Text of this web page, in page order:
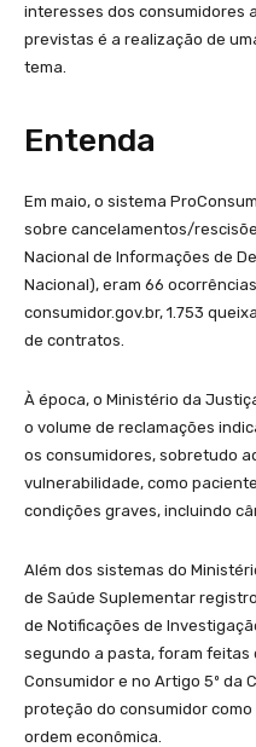
interesses dos consumidores
previstas é a realização de
tema.
Entenda
Em maio, o sistema
sobre cancelamentos/
Nacional de Informações de
Nacional), eram 66
consumidor.gov.br, 1.753
de contratos.
À época, o Ministério da
o volume de reclamações
os consumidores, sobretudo
vulnerabilidade, como
condições graves, incluindo
Além dos sistemas do
de Saúde Suplementar
de Notificações de
segundo a pasta, foram feitas
Consumidor e no Artigo 5º da
proteção do consumidor
ordem econômica.